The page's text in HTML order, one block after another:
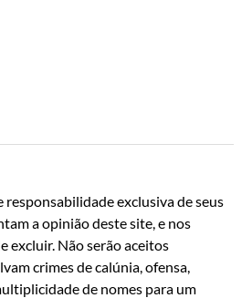
responsabilidade exclusiva de seus
a opinião deste site, e nos
excluir. Não serão aceitos
crimes de calúnia, ofensa,
de nomes para um